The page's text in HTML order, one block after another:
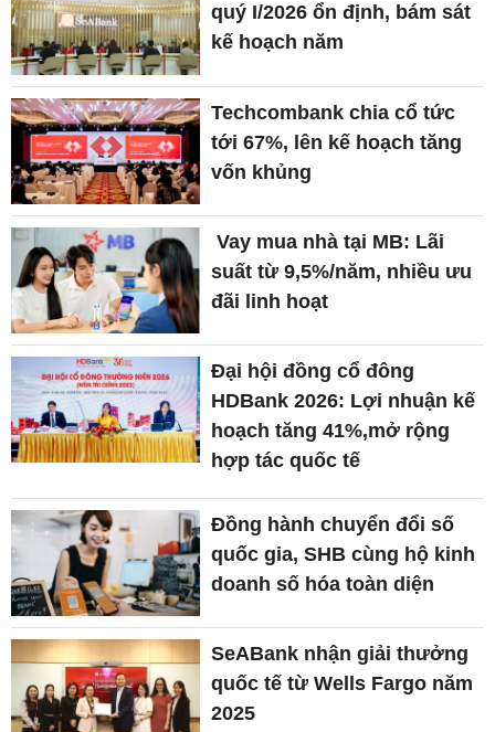
quý I/2026 ổn định, bám sát
kế hoạch năm
Techcombank chia cổ tức
tới 67%, lên kế hoạch tăng
vốn khủng
Vay mua nhà tại MB: Lãi
suất từ 9,5%/năm, nhiều ưu
đãi linh hoạt
Đại hội đồng cổ đông
HDBank 2026: Lợi nhuận kế
hoạch tăng 41%,mở rộng
hợp tác quốc tế
Đồng hành chuyển đổi số
quốc gia, SHB cùng hộ kinh
doanh số hóa toàn diện
SeABank nhận giải thưởng
quốc tế từ Wells Fargo năm
2025